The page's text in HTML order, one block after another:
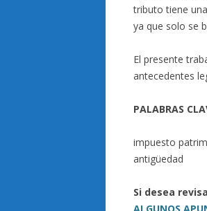
tributo tiene
ya que solo se
El presente
antecedentes
PALABRAS
impuesto
antigüedad
Si desea